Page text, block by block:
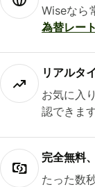
Wiseなら
為替レート
リアルタ
お気に入
認できます
完全無料
たった数